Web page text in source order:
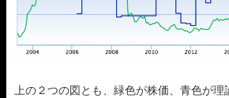
上の２つの図とも、緑色が株価、青色が理